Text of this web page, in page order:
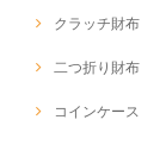
クラッチ財布
二つ折り財布
コインケース